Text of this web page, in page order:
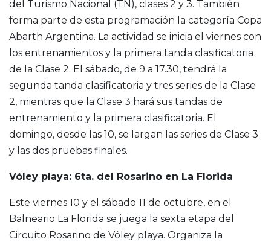
del Turismo Nacional (TN), clases 2 y 3. También
forma parte de esta programación la categoría Copa
Abarth Argentina. La actividad se inicia el viernes con
los entrenamientos y la primera tanda clasificatoria
de la Clase 2. El sábado, de 9 a 17.30, tendrá la
segunda tanda clasificatoria y tres series de la Clase
2, mientras que la Clase 3 hará sus tandas de
entrenamiento y la primera clasificatoria. El
domingo, desde las 10, se largan las series de Clase 3
y las dos pruebas finales.
Vóley playa: 6ta. del Rosarino en La Florida
Este viernes 10 y el sábado 11 de octubre, en el
Balneario La Florida se juega la sexta etapa del
Circuito Rosarino de Vóley playa. Organiza la